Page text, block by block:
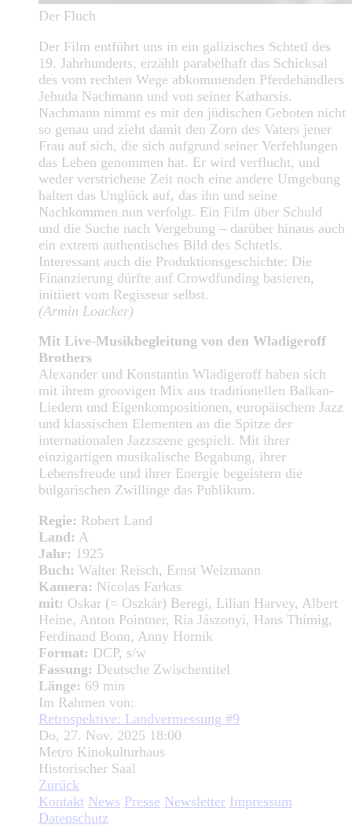
Der Fluch
Der Film entführt uns in ein galizisches Schtetl des
19. Jahrhunderts, erzählt parabelhaft das Schicksal
des vom rechten Wege abkommenden Pferdehändlers
Jehuda Nachmann und von seiner Katharsis.
Nachmann nimmt es mit den jüdischen Geboten nicht
so genau und zieht damit den Zorn des Vaters jener
Frau auf sich, die sich aufgrund seiner Verfehlungen
das Leben genommen hat. Er wird verflucht, und
weder verstrichene Zeit noch eine andere Umgebung
halten das Unglück auf, das ihn und seine
Nachkommen nun verfolgt. Ein Film über Schuld
und die Suche nach Vergebung – darüber hinaus auch
ein extrem authentisches Bild des Schtetls.
Interessant auch die Produktionsgeschichte: Die
Finanzierung dürfte auf Crowdfunding basieren,
initiiert vom Regisseur selbst.
(Armin Loacker)
Mit Live-Musikbegleitung von den Wladigeroff
Brothers
Alexander und Konstantin Wladigeroff haben sich
mit ihrem groovigen Mix aus traditionellen Balkan-
Liedern und Eigenkompositionen, europäischem Jazz
und klassischen Elementen an die Spitze der
internationalen Jazzszene gespielt. Mit ihrer
einzigartigen musikalische Begabung, ihrer
Lebensfreude und ihrer Energie begeistern die
bulgarischen Zwillinge das Publikum.
Regie: Robert Land
Land: A
Jahr: 1925
Buch: Walter Reisch, Ernst Weizmann
Kamera: Nicolas Farkas
mit: Oskar (= Oszkár) Beregi, Lilian Harvey, Albert
Heine, Anton Pointner, Ria Jászonyi, Hans Thimig,
Ferdinand Bonn, Anny Hornik
Format: DCP, s/w
Fassung: Deutsche Zwischentitel
Länge: 69 min
Im Rahmen von:
Retrospektive: Landvermessung #9
Do, 27. Nov. 2025 18:00
Metro Kinokulturhaus
Historischer Saal
Zurück
Kontakt News Presse Newsletter Impressum
Datenschutz